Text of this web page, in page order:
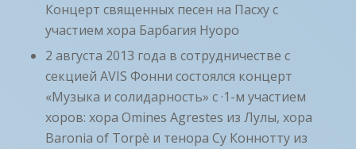
Концерт священных песен на Пасху с
участием хора Барбагия Нуоро
2 августа 2013 года в сотрудничестве с
секцией AVIS Фонни состоялся концерт
«Музыка и солидарность» с ·1-м участием
хоров: хора Omines Agrestes из Лулы, хора
Baronia of Torpè и тенора Су Коннотту из